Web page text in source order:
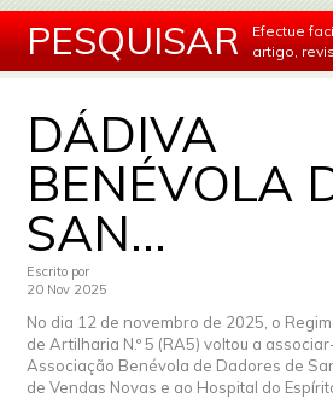
PESQUISAR
Efectue
artigo,
DÁDIVA
BENÉVOLA
SAN...
Escrito por
20 Nov 2025
No dia 12 de novembro de 2025, o
de Artilharia N.º 5 (RA5) voltou a
Associação Benévola de Dadores de
de Vendas Novas e ao Hospital do